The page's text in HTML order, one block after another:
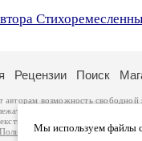
Мы используем файлы
Рецензии Поиск
авторам возможность
авторам и охраняются
произведений авторы несут
Политики обработки